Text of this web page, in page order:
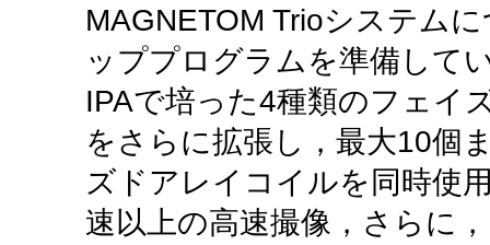
MAGNETOM Trioシステム
ッププログラムを準備して
IPAで培った4種類のフェイ
をさらに拡張し，最大10個
ズドアレイコイルを同時使
速以上の高速撮像，さらに